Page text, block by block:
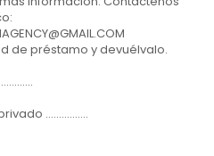
de préstamo y devuélvalo.
................